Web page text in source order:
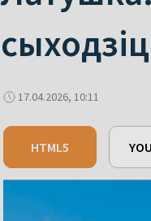
17.04.2026, 10:11
HTML5